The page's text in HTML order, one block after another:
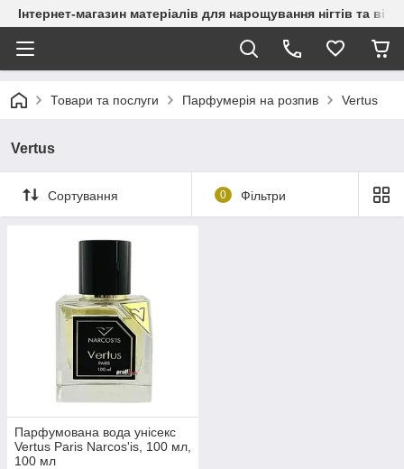
Інтернет-магазин матеріалів для нарощування нігтів та вій
Товари та послуги Парфумерія на розпив Vertus
Vertus
Сортування 0 Фільтри
Парфумована вода унісекс
Vertus Paris Narcos'is, 100 мл,
100 мл